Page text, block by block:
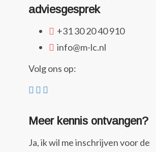
adviesgesprek
+31 30 20 40 910
info@m-lc.nl
Volg ons op:
Meer kennis ontvangen?
Ja, ik wil me inschrijven voor de